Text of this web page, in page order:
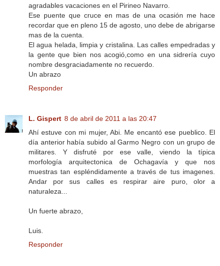
agradables vacaciones en el Pirineo Navarro.
Ese puente que cruce en mas de una ocasión me hace
recordar que en pleno 15 de agosto, uno debe de abrigarse
mas de la cuenta.
El agua helada, limpia y cristalina. Las calles empedradas y
la gente que bien nos acogió,como en una sidrería cuyo
nombre desgraciadamente no recuerdo.
Un abrazo
Responder
L. Gispert 8 de abril de 2011 a las 20:47
Ahí estuve con mi mujer, Abi. Me encantó ese pueblico. El
día anterior había subido al Garmo Negro con un grupo de
militares. Y disfruté por ese valle, viendo la típica
morfología arquitectonica de Ochagavía y que nos
muestras tan espléndidamente a través de tus imagenes.
Andar por sus calles es respirar aire puro, olor a
naturaleza...
Un fuerte abrazo,
Luis.
Responder